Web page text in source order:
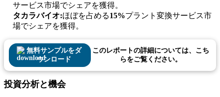
サービス市場でシェアを獲得。
タカラバイオ:ほぼを占める15%プラント変換サービス市
場でシェアを獲得。
無料サンプルをダ
ウンロード
このレポートの詳細については、こち
らをご覧ください。
投資分析と機会